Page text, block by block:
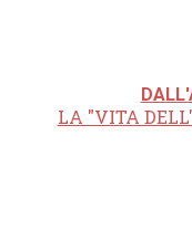
LA "VITA